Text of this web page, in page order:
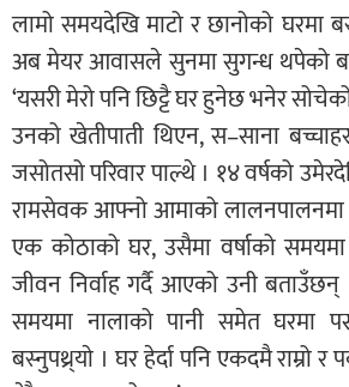
लामो समयदेखि माटो र छानोको घरमा
अब मेयर आवासले सुनमा सुगन्ध थपेको
‘यसरी मेरो पनि छिट्टै घर हुनेछ भनेर
उनको खेतीपाती थिएन, स–साना
जसोतसो परिवार पाल्थे । १४ वर्षको
रामसेवक आफ्नो आमाको लालनपालनमा
एक कोठाको घर, उसैमा वर्षाको
जीवन निर्वाह गर्दै आएको उनी बताउँछन्
समयमा नालाको पानी समेत घरमा
बस्नुपथ्र्याे । घर हेर्दा पनि एकदमै राम्रो